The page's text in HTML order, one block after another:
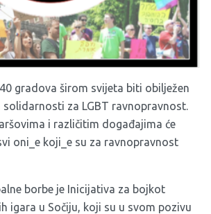
gradova širom svijeta biti obilježen
za LGBT ravnopravnost.
i različitim događajima će
oni_e koji_e su za ravnopravnost
borbe je Inicijativa za bojkot
igara u Sočiju, koji su u svom pozivu